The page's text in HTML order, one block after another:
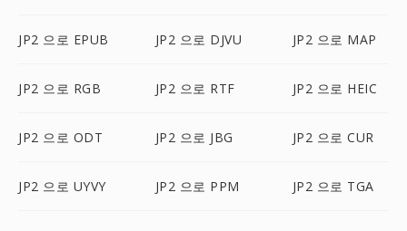
JP2 으로 EPUB JP2 으로 DJVU JP2 으로 MAP
JP2 으로 RGB JP2 으로 RTF JP2 으로 HEIC
JP2 으로 ODT JP2 으로 JBG JP2 으로 CUR
JP2 으로 UYVY JP2 으로 PPM JP2 으로 TGA